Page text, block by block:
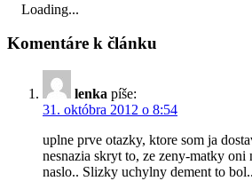
Loading...
Komentáre k článku
lenka píše:
31. októbra 2012 o 8:54
uplne prve otazky, ktore som ja
nesnazia skryt to, ze zeny-matky oni
naslo.. Slizky uchylny dement to